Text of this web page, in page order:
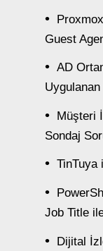
Guest
AD
Müşteri
Sondaj
TinTuya
Job Title
Dijital